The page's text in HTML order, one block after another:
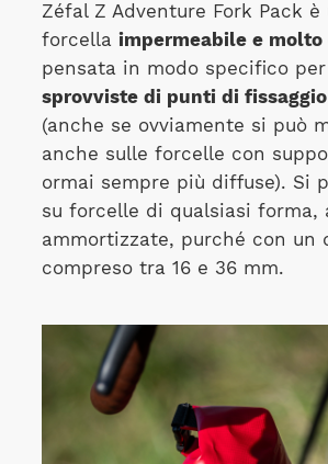
Zéfal Z Adventure Fork Pack
forcella impermeabile e molto
pensata in modo specifico
sprovviste di punti di
(anche se ovviamente si può
anche sulle forcelle con
ormai sempre più diffuse). Si
su forcelle di qualsiasi forma,
ammortizzate, purché con un
compreso tra 16 e 36 mm.